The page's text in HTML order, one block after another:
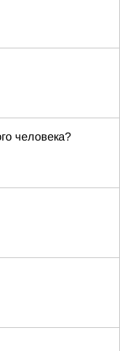
человека?